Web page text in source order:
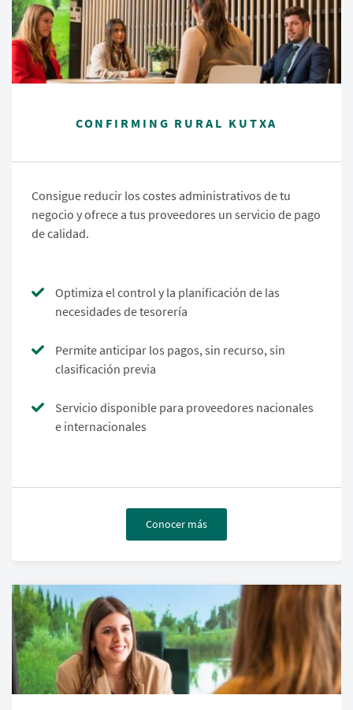
CONFIRMING RURAL KUTXA
Consigue reducir los costes administrativos de tu
negocio y ofrece a tus proveedores un servicio de pago
de calidad.
Optimiza el control y la planificación de las
necesidades de tesorería
Permite anticipar los pagos, sin recurso, sin
clasificación previa
Servicio disponible para proveedores nacionales
e internacionales
Conocer más